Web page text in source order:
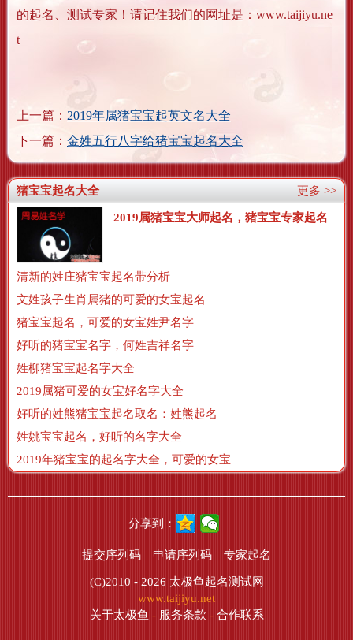
的起名、测试专家！请记住我们的网址是：www.taijiyu.ne
t
上一篇： 2019年属猪宝宝起英文名大全
下一篇： 金姓五行八字给猪宝宝起名大全
更多 >>
猪宝宝起名大全
2019属猪宝宝大师起名，猪宝宝专家起名
清新的姓庄猪宝宝起名带分析
文姓孩子生肖属猪的可爱的女宝起名
猪宝宝起名，可爱的女宝姓尹名字
好听的猪宝宝名字，何姓吉祥名字
姓柳猪宝宝起名字大全
2019属猪可爱的女宝好名字大全
好听的姓熊猪宝宝起名取名：姓熊起名
姓姚宝宝起名，好听的名字大全
2019年猪宝宝的起名字大全，可爱的女宝
分享到：
提交序列码 申请序列码 专家起名
(C)2010 - 2026 太极鱼起名测试网
www.taijiyu.net
关于太极鱼 - 服务条款 - 合作联系